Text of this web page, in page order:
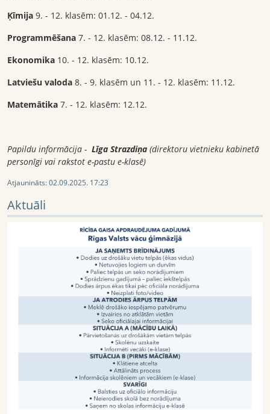
Ķīmija 9. - 12. klasēm: 01.12. - 04.12.
Programmēšana 7. - 12. klasēm: 08.12. - 11.12.
Ekonomika 10. - 12. klasēm: 10.12.
Latviešu valoda 8. - 9. klasēm un 11. - 12. klasēm: 11.12.
Matemātika 7. - 12. klasēm: 12.12.
Papildu informācija - Līga Strazdiņa (direktoru vietnieku kabinetā
personīgi vai rakstot e-pastu e-klasē)
Atjaunināts:02.09.2025. 17:23
Aktuāli